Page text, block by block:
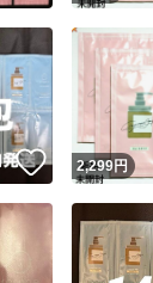
いいね！
2,299円